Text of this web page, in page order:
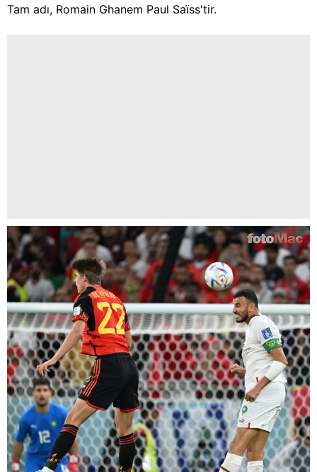
Tam adı, Romain Ghanem Paul Saïss'tir.